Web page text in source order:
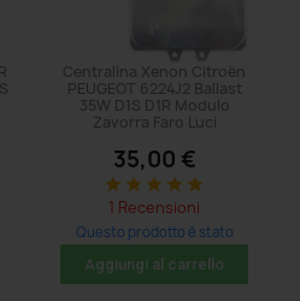
Centralina Xenon Citroën
PEUGEOT 6224J2 Ballast
35W D1S D1R Modulo
Zavorra Faro Luci
35,00 €
star star star star star
1 Recensioni
Questo prodotto è stato
acquistato: 17 volte
Aggiungi al carrello